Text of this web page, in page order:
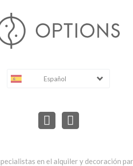
Español
en el alquiler y decoración